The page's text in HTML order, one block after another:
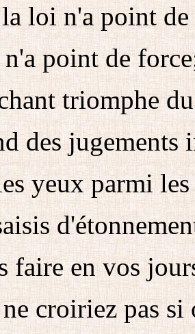
loi n'a point
point de
triomphe
des jugements
yeux parmi
faire en vos
croiriez pas